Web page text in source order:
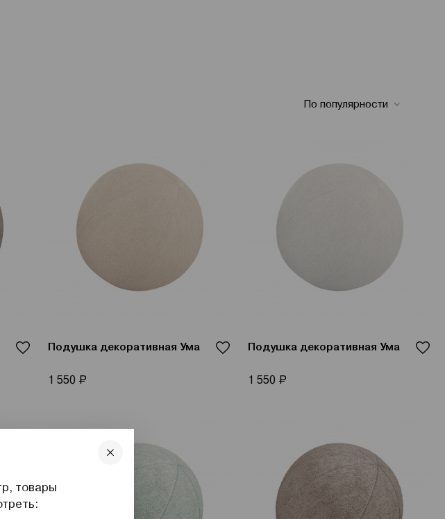
По популярности
Подушка декоративная Ума
1 550 Р
Подушка декоративная Ума
1 550 Р
товары